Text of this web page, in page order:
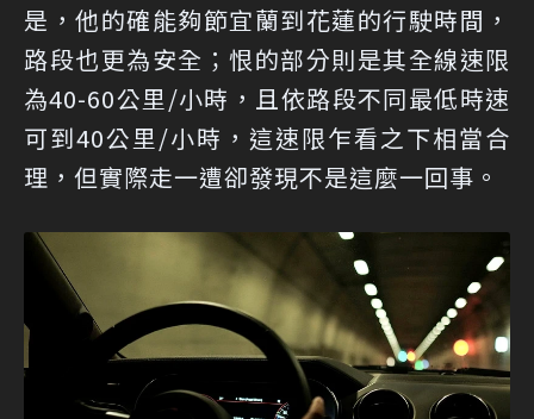
是，他的確能夠節宜蘭到花蓮的行駛時間，
路段也更為安全；恨的部分則是其全線速限
為40-60公里/小時，且依路段不同最低時速
可到40公里/小時，這速限乍看之下相當合
理，但實際走一遭卻發現不是這麼一回事。